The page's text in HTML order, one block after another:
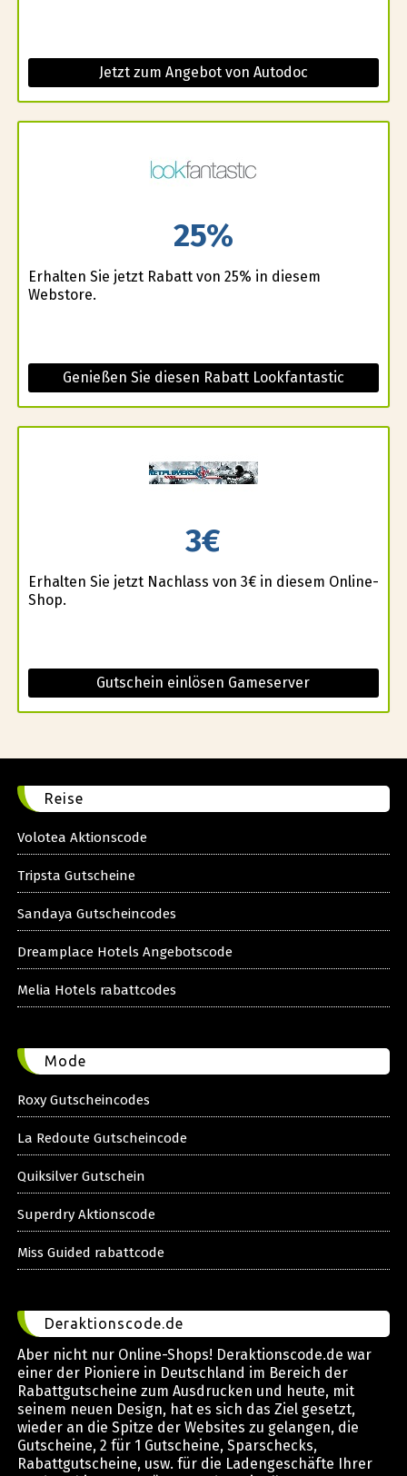
Jetzt zum Angebot von Autodoc
25%
Erhalten Sie jetzt Rabatt von 25% in diesem
Webstore.
Genießen Sie diesen Rabatt Lookfantastic
3€
Erhalten Sie jetzt Nachlass von 3€ in diesem Online-
Shop.
Gutschein einlösen Gameserver
Reise
Volotea Aktionscode
Tripsta Gutscheine
Sandaya Gutscheincodes
Dreamplace Hotels Angebotscode
Melia Hotels rabattcodes
Mode
Roxy Gutscheincodes
La Redoute Gutscheincode
Quiksilver Gutschein
Superdry Aktionscode
Miss Guided rabattcode
Deraktionscode.de
Aber nicht nur Online-Shops! Deraktionscode.de war
einer der Pioniere in Deutschland im Bereich der
Rabattgutscheine zum Ausdrucken und heute, mit
seinem neuen Design, hat es sich das Ziel gesetzt,
wieder an die Spitze der Websites zu gelangen, die
Gutscheine, 2 für 1 Gutscheine, Sparschecks,
Rabattgutscheine, usw. für die Ladengeschäfte Ihrer